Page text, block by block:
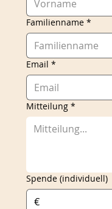
Familienname *
Email *
Mitteilung *
Spende (individuell)
€